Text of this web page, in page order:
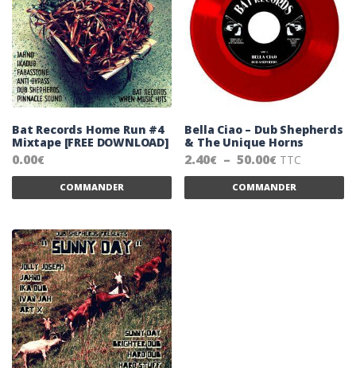
Bat Records Home Run #4
Mixtape [FREE DOWNLOAD]
0.00€
COMMANDER
Ce produit a plusieurs variations. Les
Bella Ciao – Dub Shepherds
& The Unique Horns
2.40€ – 50.00€ Plage de
TTC
COMMANDER